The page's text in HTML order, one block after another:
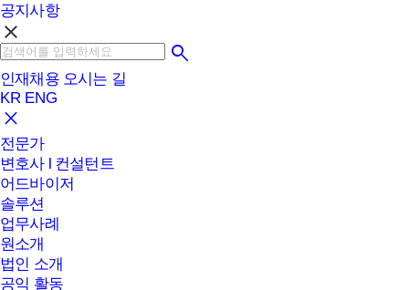
공지사항
clear
인재채용 오시는 길
KR ENG
전문가
변호사 l 컨설턴트
어드바이저
솔루션
업무사례
원소개
법인 소개
공익 활동